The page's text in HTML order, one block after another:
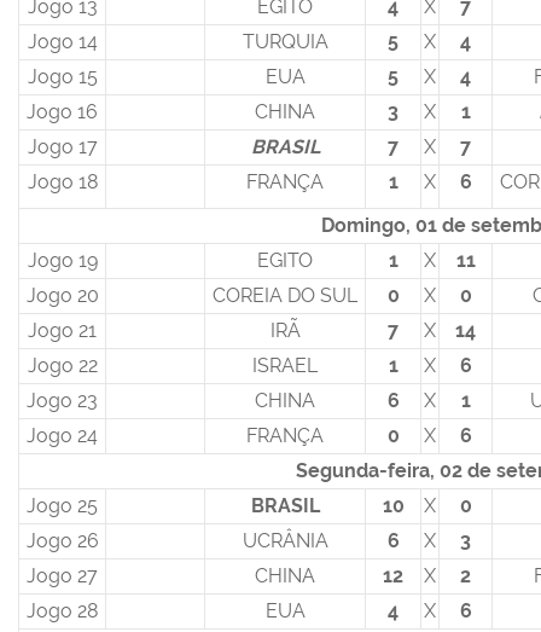
Jogo 13
EGITO 4 X
7
Jogo 14
TURQUIA 5 X 4
Jogo 15
EUA 5 X 4
Jogo 16
CHINA 3 X 1
Jogo 17
BRASIL 7 X
7
Jogo 18
FRANÇA 1 X 6
Domingo, 01 de
Jogo 19
EGITO 1 X
11
Jogo 20
COREIA DO SUL 0 X 0
Jogo 21
IRÃ 7 X
14
Jogo 22
ISRAEL 1 X
6
Jogo 23
CHINA 6 X 1
Jogo 24
FRANÇA 0 X
6
Segunda-feira, 02 de
Jogo 25
BRASIL 10 X
0
Jogo 26
UCRÂNIA 6 X
3
Jogo 27
CHINA 12 X 2
Jogo 28
EUA 4 X
6